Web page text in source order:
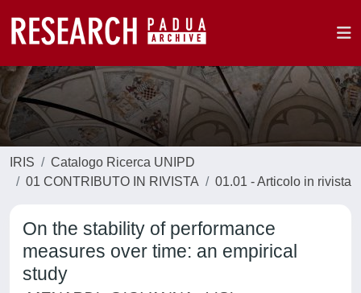
IRIS
Catalogo Ricerca UNIPD
01 CONTRIBUTO IN RIVISTA
01.01 - Articolo in rivista
On the stability of performance
measures over time: an empirical
study